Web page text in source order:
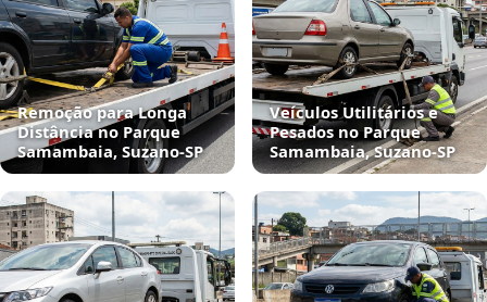
Remoção para Longa
Distância no Parque
Samambaia, Suzano‑SP
Veículos Utilitários e
Pesados no Parque
Samambaia, Suzano‑SP